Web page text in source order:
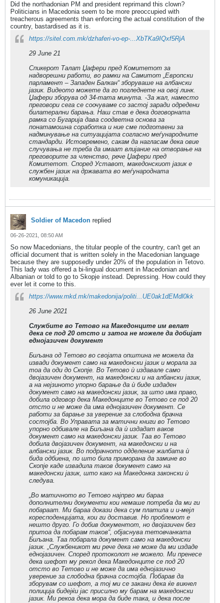
Did the northadonian PM and president reprimand this clown?
Politicians in Macedonia seem to be more preoccupied with
treacherous agreements than enforcing the actual constitution of the
country, bastardised as it is.
https://sitel.com.mk/dzhaferi-vo-ep-...XbTKa9IQxf5RjA
29 June 21
Спикерот Талат Џафери пред Комитетот за
надворешни работи, во рамки на Самитот „Европски
парламент – Западен Балкан“ зборуваше на албански
јазик. Видеото можете да го погледнете на овој линк.
Џафери зборува од 34-тата минута. -За жал, наместо
преговори сега се соочуваме со застој заради одредени
билатерални барања. Наш став е дека договорната
рамка со Бугарија дава соодветна основа за
понатамошна соработка и ние сме подготвени за
надминување на ситуацијата согласно меѓународните
стандарди. Истовремено, сакам да нагласам дека овие
случувања не треба да имаат влијание на отворање на
преговорите за членство, рече Џафери пред
Комитетот. Според Уставот, македонскиот јазик е
службен јазик на државата во меѓународната
комуникација.
Soldier of Macedon replied
06-26-2021, 08:50 AM
So now Macedonians, the titular people of the country, can't get an
official document that is written solely in the Macedonian language
because they are supposedly under 20% of the population in Tetovo.
This lady was offered a bi-lingual document in Macedonian and
Albanian or told to go to Skopje instead. Depressing. How could they
ever let it come to this.
https://www.mkd.mk/makedonija/politi...UE0ak1dEMdl0kk
26 June 2021
Службите во Тетово на Македонците им велат
дека се под 20 отсто и затоа не можеле да добијат
еднојазичен документ
Биљана од Тетово во својата општина не можела да
извади документ само на македонски јазик и морала за
тоа да оди до Скопје. Во Тетово ѝ издавале само
двојазичен документ, на македонски и на албански јазик,
а на нејзиното упорно барање да ѝ биде издаден
документ само на македонски јазик, за што има право,
добила одговор дека Македонците во Тетово се под 20
отсто и не може да има еднојазичен документ. Се
работи за барање за уверение за слободна брачна
состојба. Во Управата за матични книги во Тетово
упорно одбивале на Биљана да ѝ издадат ваков
документ само на македонски јазик. Таа во Тетово
добила двојазичен документ, на македонски и на
албански јазик. Во подрачното одделение жалбата ѝ
бида одбиена, по што била приморана да замине во
Скопје каде извадила таков документ само на
македонски јазик, што како на Македонка законски ѝ
следува.
„Во матичното во Тетово најпрво ми бараа
дополнителни документи кои немаше потреба да ми ги
побараат. Ми бараа докази дека сум платила и и-мејл
коресподенцијата, кои ги доставив. Но проблемот е
нешто друго. Го добив документот, но двојазичен без
притоа да побарам таков“, објаснува тетовчанката
Биљана. Таа побарала документ само на македонски
јазик. „Службеникот ми рече дека не може да ми издаде
еднојазичен. Според протоколот не можело. Ми пренесе
дека шефот му рекол дека Македонците се под 20
отсто во Тетово и не може да има еднојазично
уверение за слободна брачна состојба. Побарав да
зборувам со шефот, а тој ми се закани дека ќе викнел
полиција бидејќи јас присилно му барам на македонски
јазик. Ми рекоа дека мора да биде така, и дека после